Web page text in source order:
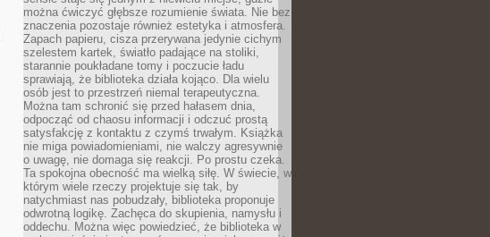
można ćwiczyć głębsze rozumienie świata. Nie bez
znaczenia pozostaje również estetyka i atmosfera.
Zapach papieru, cisza przerywana jedynie cichym
szelestem kartek, światło padające na stoliki,
starannie poukładane tomy i poczucie ładu
sprawiają, że biblioteka działa kojąco. Dla wielu
osób jest to przestrzeń niemal terapeutyczna.
Można tam schronić się przed hałasem dnia,
odpocząć od chaosu informacji i odczuć prostą
satysfakcję z kontaktu z czymś trwałym. Książka
nie miga powiadomieniami, nie walczy agresywnie
o uwagę, nie domaga się reakcji. Po prostu czeka.
Ta spokojna obecność ma wielką siłę. W świecie, w
którym wiele rzeczy projektuje się tak, by
natychmiast nas pobudzały, biblioteka proponuje
odwrotną logikę. Zachęca do skupienia, namysłu i
oddechu. Można więc powiedzieć, że biblioteka w